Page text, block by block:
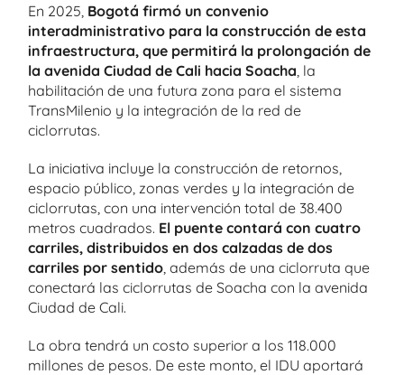
En 2025, Bogotá firmó un convenio
interadministrativo para la construcción de esta
infraestructura, que permitirá la prolongación de
la avenida Ciudad de Cali hacia Soacha , la
habilitación de una futura zona para el sistema
TransMilenio y la integración de la red de
ciclorrutas.
La iniciativa incluye la construcción de retornos,
espacio público, zonas verdes y la integración de
ciclorrutas, con una intervención total de 38.400
metros cuadrados. El puente contará con cuatro
carriles, distribuidos en dos calzadas de dos
carriles por sentido , además de una ciclorruta que
conectará las ciclorrutas de Soacha con la avenida
Ciudad de Cali.
La obra tendrá un costo superior a los 118.000
millones de pesos. De este monto, el IDU aportará